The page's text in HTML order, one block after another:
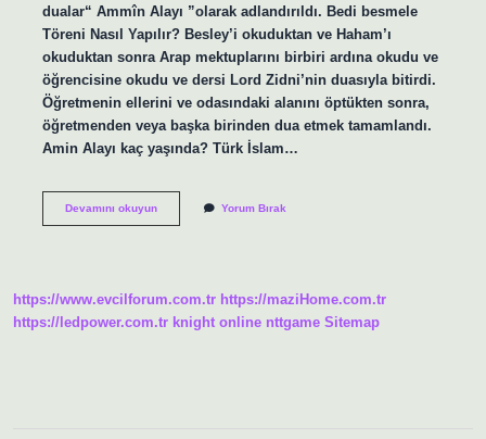
dualar“ Ammîn Alayı ”olarak adlandırıldı. Bedi besmele
Töreni Nasıl Yapılır? Besley’i okuduktan ve Haham’ı
okuduktan sonra Arap mektuplarını birbiri ardına okudu ve
öğrencisine okudu ve dersi Lord Zidni’nin duasıyla bitirdi.
Öğretmenin ellerini ve odasındaki alanını öptükten sonra,
öğretmenden veya başka birinden dua etmek tamamlandı.
Amin Alayı kaç yaşında? Türk İslam…
Devamını okuyunAmin
Yorum Bırak
https://www.evcilforum.com.tr https://maziHome.com.tr
https://ledpower.com.tr knight online nttgame Sitemap